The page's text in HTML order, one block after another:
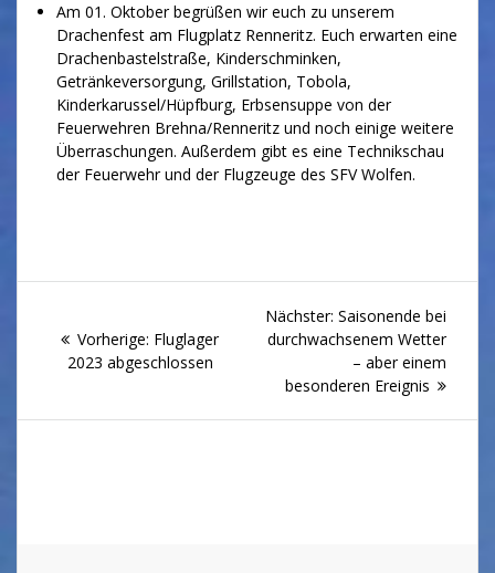
Am 01. Oktober begrüßen wir euch zu unserem
Drachenfest am Flugplatz Renneritz. Euch erwarten eine
Drachenbastelstraße, Kinderschminken,
Getränkeversorgung, Grillstation, Tobola,
Kinderkarussel/Hüpfburg, Erbsensuppe von der
Feuerwehren Brehna/Renneritz und noch einige weitere
Überraschungen. Außerdem gibt es eine Technikschau
der Feuerwehr und der Flugzeuge des SFV Wolfen.
Beitragsnavigation
Vorherige: Vorheriger
Beitrag:
Fluglager
2023 abgeschlossen
Nächster: Nächster
Beitrag:
Saisonende bei
durchwachsenem Wetter
– aber einem
besonderen Ereignis